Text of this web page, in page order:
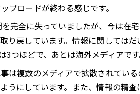
プロードが終わる感じです。
完全に失っていましたが、今は在
り戻しています。情報に関しては
3つほどで、あとは海外メディアです
は複数のメディアで拡散されてい
うにしています。また、情報の精